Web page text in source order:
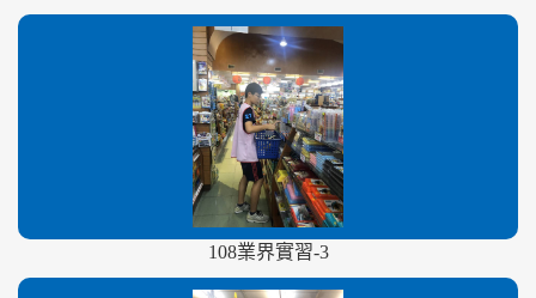
108業界實習-3